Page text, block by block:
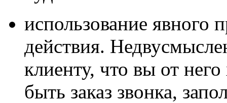
использование явного
действия.
клиенту, что вы от
быть заказ звонка,